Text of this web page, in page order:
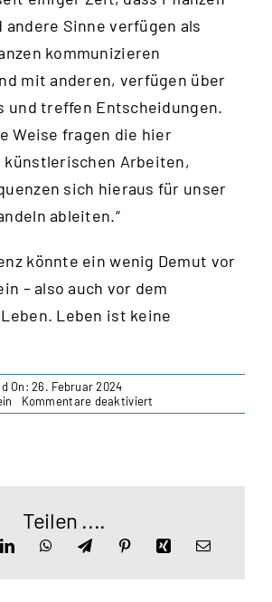
andere Sinne verfügen als
kommunizieren
mit anderen, verfügen über
und treffen Entscheidungen.
Weise fragen die hier
künstlerischen Arbeiten,
sich hieraus für unser
ableiten.“
könnte ein wenig Demut vor
– also auch vor dem
Leben ist keine
On: 26. Februar 2024
Kommentare deaktiviert
Villa
Teilen ....